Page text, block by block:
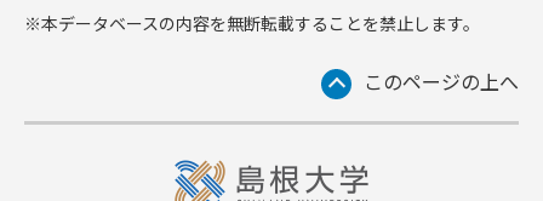
※本データベースの内容を無断転載することを禁止します。
このページの上へ